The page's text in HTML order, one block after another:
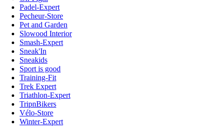
Padel-Expert
Pecheur-Store
Pet and Garden
Slowood Interior
Smash-Expert
Sneak'In
Sneakids
Sport is good
Training-Fit
Trek Expert
Triathlon-Expert
TripnBikers
Vélo-Store
Winter-Expert